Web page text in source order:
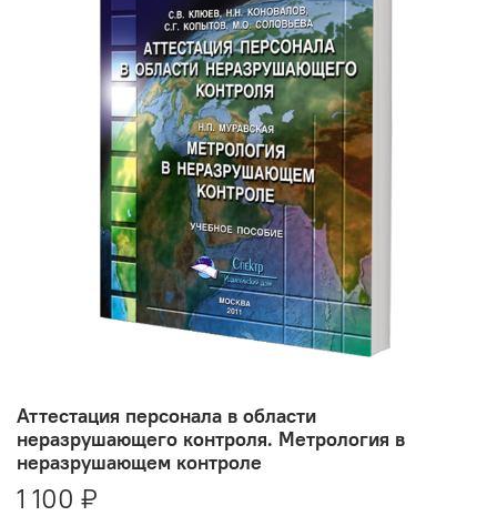
Аттестация персонала в области
неразрушающего контроля. Метрология в
неразрушающем контроле
1 100 ₽